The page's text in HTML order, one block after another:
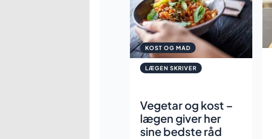
KOST OG MAD
LÆGEN SKRIVER
Vegetar og kost –
lægen giver her
sine bedste råd